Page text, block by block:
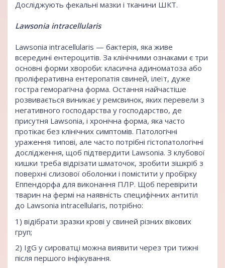
Досліджують фекальні мазки і тканини ШКТ.
Lawsonia intracellularis
Lawsonia intracellularis — бактерія, яка живе
всередині ентероцитів. За клінічними ознаками є три
основні форми хвороби: класична адиноматоза або
проліферативна ентеропатія свиней, ілеїт, дуже
гостра геморагічна форма. Остання найчастіше
розвивається виникає у ремсвинок, яких перевели з
негативного господарства у господарство, де
присутня Lawsonia, і хронічна форма, яка часто
протікає без клінічних симптомів. Патологічні
ураження типові, але часто потрібні гістопатологічні
дослідження, щоб підтвердити Lawsonia. З клубової
кишки треба відрізати шматочок, зробити зішкріб з
поверхні слизової оболонки і помістити у пробірку
Еппендорфа для виконання ПЛР. Щоб перевірити
тварин на фермі на наявність специфічних антитіл
до Lawsonia intracellularis, потрібно:
1) відібрати зразки крові у свиней різних вікових
груп;
2) IgG у сироватці можна виявити через три тижні
після першого інфікування.